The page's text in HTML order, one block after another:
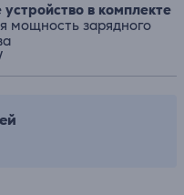
в комплекте
мощность зарядного